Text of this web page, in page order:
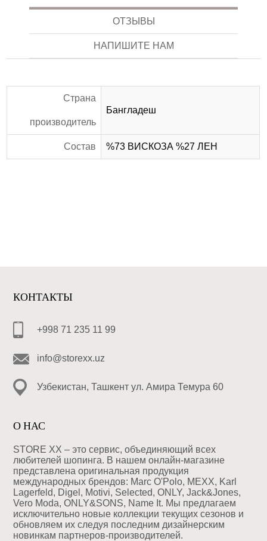
ОТЗЫВЫ
НАПИШИТЕ НАМ
Страна
производитель
Бангладеш
Состав %73 ВИСКОЗА %27 ЛЕН
КОНТАКТЫ
+998 71 235 11 99
info@storexx.uz
Узбекистан, Ташкент ул. Амира Темура 60
О НАС
STORE XX – это сервис, объединяющий всех
любителей шопинга. В нашем онлайн-магазине
представлена оригинальная продукция
международных брендов: Marc O'Polo, MEXX, Karl
Lagerfeld, Digel, Motivi, Selected, ONLY, Jack&Jones,
Vero Moda, ONLY&SONS, Name It. Мы предлагаем
исключительно новые коллекции текущих сезонов и
обновляем их следуя последним дизайнерским
новинкам партнеров-производителей.